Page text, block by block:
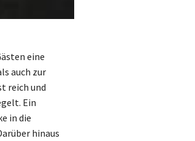
eine
auch zur
reich und
Ein
in die
hinaus